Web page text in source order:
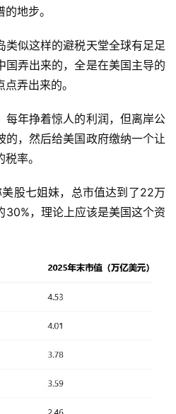
地步。
类似这样的避税天堂全球有足足
国弄出来的，全是在美国主导的
弄出来的。
每年挣着惊人的利润，但离岸公
的，然后给美国政府缴纳一个让
率。
股七姐妹，总市值达到了22万
30%，理论上应该是美国这个资